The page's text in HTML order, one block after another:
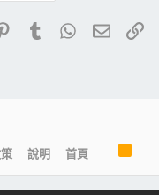
PinterestTumblrWhatsApp
電子
說明 首頁
S